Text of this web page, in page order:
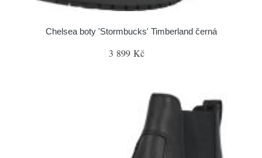
Chelsea boty 'Stormbucks' Timberland černá
3 899 Kč